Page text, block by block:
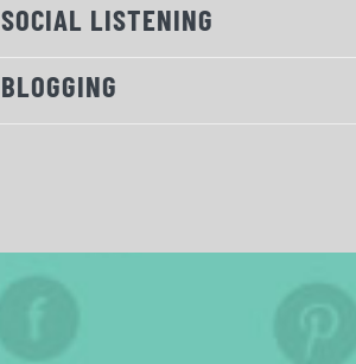
SOCIAL LISTENING
BLOGGING